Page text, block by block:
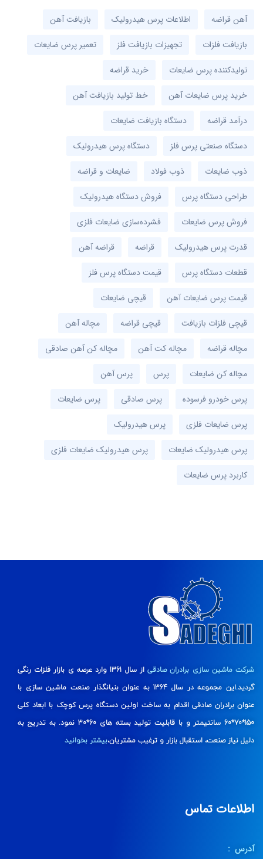
آهن قراضه اطلاعات پرس هیدرولیک
بازیافت آهن
بازیافت فلزات
تجهیزات بازیافت فلز
تعمیر پرس ضایعات
تولیدکننده پرس ضایعات
خرید قراضه
خرید پرس ضایعات آهن
خط تولید بازیافت آهن
درآمد قراضه
دستگاه بازیافت ضایعات
دستگاه صنعتی پرس فلز
دستگاه پرس هیدرولیک
ذوب ضایعات
ذوب فولاد
ضایعات و قراضه
طراحی دستگاه پرس
فروش دستگاه هیدرولیک
فروش پرس ضایعات
فشرده‌سازی ضایعات فلزی
قدرت پرس هیدرولیک
قراضه
قراضه آهن
قطعات دستگاه پرس
قیمت دستگاه پرس فلز
قیمت پرس ضایعات آهن
قیچی ضایعات
قیچی فلزات بازیافت
قیچی قراضه
مچاله آهن
مچاله قراضه
مچاله کت آهن
مچاله کن آهن صادقی
مچاله کن ضایعات
پرس
پرس آهن
پرس خودرو فرسوده
پرس صادقی
پرس ضایعات
پرس ضایعات فلزی
پرس هیدرولیک
پرس هیدرولیک ضایعات
پرس هیدرولیک ضایعات فلزی
کاربرد پرس ضایعات
شرکت ماشین سازی برادران صادقی
از سال 1361 وارد عرصه ی بازار فلزات رنگی
گردید.این مجموعه در سال 1364 به عنوان بنیانگذار صنعت ماشین سازی با
عنوان برادران صادقی اقدام به ساخت اولین دستگاه پرس کوچک با ابعاد کلی
150*70*60 سانتیمتر و با قابلیت تولید بسته های 60*30 نمود. به تدریج به
دلیل نیاز صنعت، استقبال بازار و ترغیب مشتریان،بیشتر بخوانید
اطلاعات تماس
آدرس :